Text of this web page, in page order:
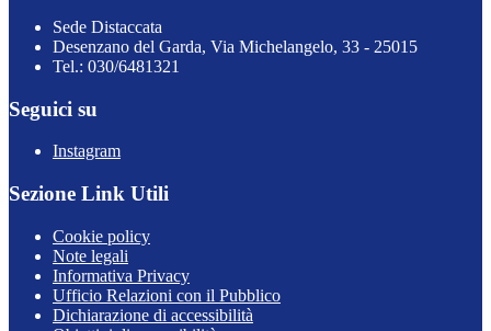
Sede Distaccata
Desenzano del Garda, Via Michelangelo, 33 - 25015
Tel.: 030/6481321
Seguici su
Instagram
Sezione Link Utili
Cookie policy
Note legali
Informativa Privacy
Ufficio Relazioni con il Pubblico
Dichiarazione di accessibilità